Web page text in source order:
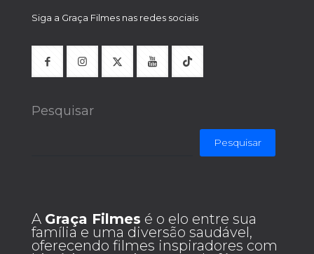
Siga a Graça Filmes nas redes sociais
Pesquisar
Pesquisar
A Graça Filmes é o elo entre sua
família e uma diversão saudável,
oferecendo filmes inspiradores com